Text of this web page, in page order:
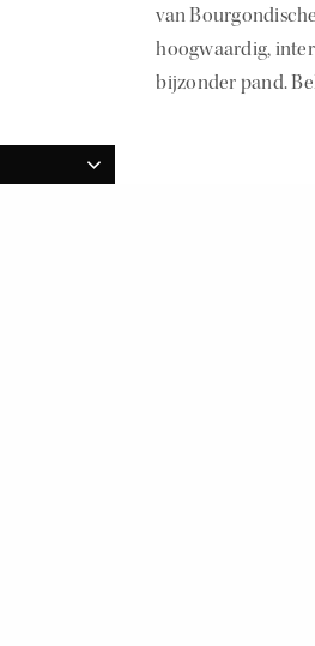
van
hoogwaardig,
bijzonder pand.